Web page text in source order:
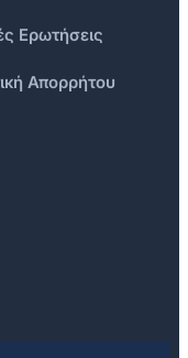
Ερωτήσεις
Απορρήτου